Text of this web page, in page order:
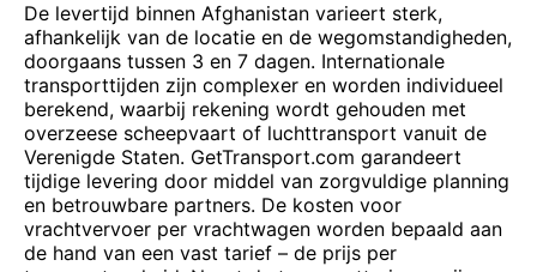
De levertijd binnen Afghanistan varieert sterk,
afhankelijk van de locatie en de wegomstandigheden,
doorgaans tussen 3 en 7 dagen. Internationale
transporttijden zijn complexer en worden individueel
berekend, waarbij rekening wordt gehouden met
overzeese scheepvaart of luchttransport vanuit de
Verenigde Staten. GetTransport.com garandeert
tijdige levering door middel van zorgvuldige planning
en betrouwbare partners. De kosten voor
vrachtvervoer per vrachtwagen worden bepaald aan
de hand van een vast tarief – de prijs per